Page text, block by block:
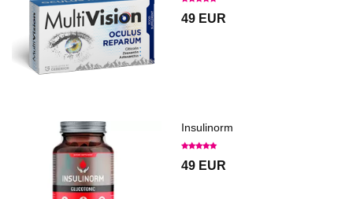
49 EUR
Insulinorm
49 EUR